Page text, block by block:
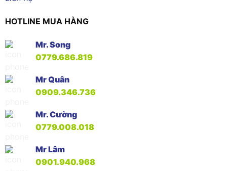
HOTLINE MUA HÀNG
Mr. Song
0779.686.819
Mr Quân
0909.346.736
Mr. Cường
0779.008.018
Mr Lâm
0901.940.968